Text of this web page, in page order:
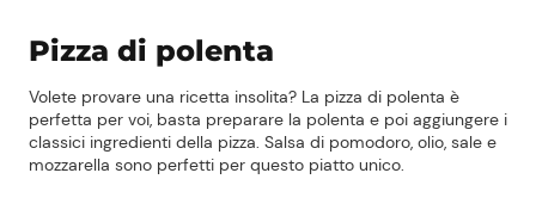
Pizza di polenta
Volete provare una ricetta insolita? La pizza di polenta è
perfetta per voi, basta preparare la polenta e poi aggiungere i
classici ingredienti della pizza. Salsa di pomodoro, olio, sale e
mozzarella sono perfetti per questo piatto unico.